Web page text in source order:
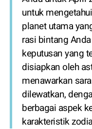
untuk
planet utama
rasi bintang
keputusan yang
disiapkan oleh
menawarkan
dilewatkan,
berbagai aspek
karakteristik